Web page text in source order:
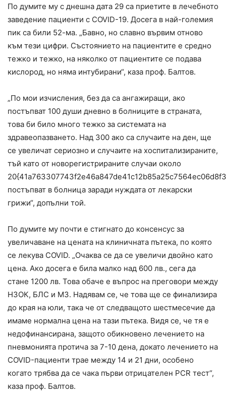
По думите му с днешна дата 29 са приетите в лечебното
заведение пациенти с COVID-19. Досега в най-големия
пик са били 52-ма. „Бавно, но славно вървим отново
към тези цифри. Състоянието на пациентите е средно
тежко и тежко, на няколко от пациентите се подава
кислород, но няма интубирани“, каза проф. Балтов.
„По мои изчисления, без да са ангажиращи, ако
постъпват 100 души дневно в болниците в страната,
това би било много тежко за системата на
здравеопазването. Над 300 ако са случаите на ден, ще
се увеличат сериозно и случаите на хоспитализираните,
тъй като от новорегистрираните случаи около
постъпват в болница заради нуждата от лекарски
грижи“, допълни той.
По думите му почти е стигнато до консенсус за
увеличаване на цената на клиничната пътека, по която
се лекува COVID. „Очаква се да се увеличи двойно като
цена. Ако досега е била малко над 600 лв., сега да
стане 1200 лв. Това обаче е въпрос на преговори между
НЗОК, БЛС и МЗ. Надявам се, че това ще се финализира
до края на юли, така че от следващото шестмесечие да
имаме нормална цена на тази пътека. Видя се, че тя е
недофинансирана, защото обикновено лечението на
пневмонията протича за 7-10 дена, докато лечението на
COVID-пациенти трае между 14 и 21 дни, особено
когато трябва да се чака първи отрицателен PCR тест“,
каза проф. Балтов.